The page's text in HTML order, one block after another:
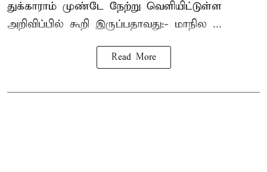
துக்காராம் முண்டே நேற்று வெளியிட்டுள்ள
அறிவிப்பில் கூறி இருப்பதாவது:- மாநில ...
Read More